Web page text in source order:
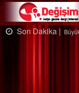
sevk edildi…